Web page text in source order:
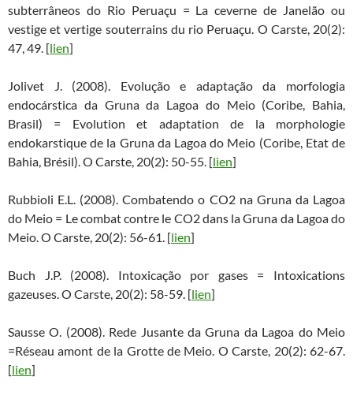
subterrâneos do Rio Peruaçu = La ceverne de Janelão ou
vestige et vertige souterrains du rio Peruaçu. O Carste, 20(2):
47, 49. [lien]
Jolivet J. (2008). Evolução e adaptação da morfologia
endocárstica da Gruna da Lagoa do Meio (Coribe, Bahia,
Brasil) = Evolution et adaptation de la morphologie
endokarstique de la Gruna da Lagoa do Meio (Coribe, Etat de
Bahia, Brésil). O Carste, 20(2): 50-55. [lien]
Rubbioli E.L. (2008). Combatendo o CO2 na Gruna da Lagoa
do Meio = Le combat contre le CO2 dans la Gruna da Lagoa do
Meio. O Carste, 20(2): 56-61. [lien]
Buch J.P. (2008). Intoxicação por gases = Intoxications
gazeuses. O Carste, 20(2): 58-59. [lien]
Sausse O. (2008). Rede Jusante da Gruna da Lagoa do Meio
=Réseau amont de la Grotte de Meio. O Carste, 20(2): 62-67.
[lien]